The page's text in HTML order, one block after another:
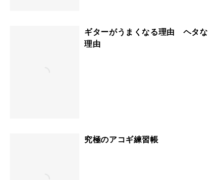
ギターがうまくなる理由 ヘタな
理由
究極のアコギ練習帳